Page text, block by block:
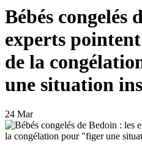
Bébés congelés
experts
de la
une situation
24 Mar